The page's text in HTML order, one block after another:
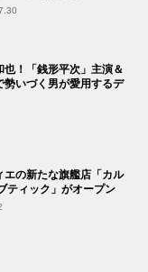
也！「銭形平次」主演＆
勢いづく男が愛用するデ
エの新たな旗艦店「カル
ティック」がオープン